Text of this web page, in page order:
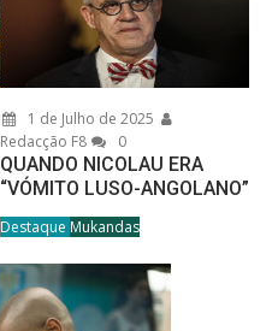
1 de Julho de 2025
Redacção F8
0
QUANDO NICOLAU ERA
“VÓMITO LUSO-ANGOLANO”
Destaque Mukandas